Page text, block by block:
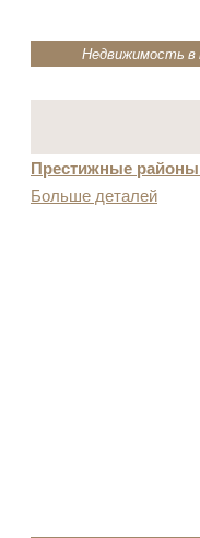
Недвижимость в
Престижные
Больше деталей